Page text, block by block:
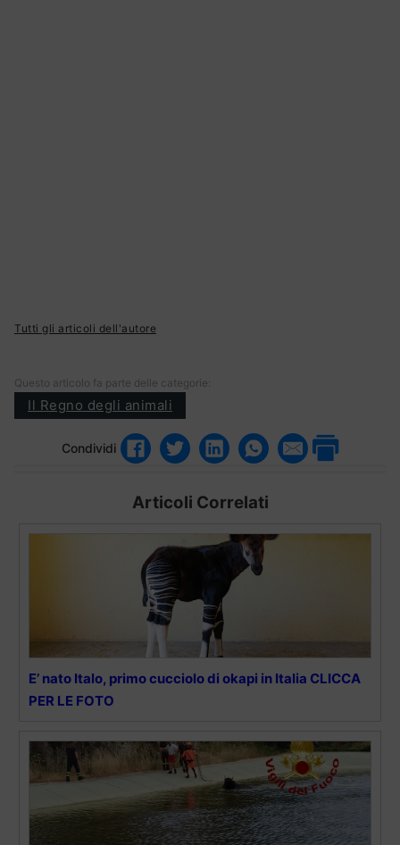
Tutti gli articoli dell'autore
Questo articolo fa parte delle categorie:
Il Regno degli animali
Condividi
Articoli Correlati
E’ nato Italo, primo cucciolo di okapi in Italia CLICCA
PER LE FOTO